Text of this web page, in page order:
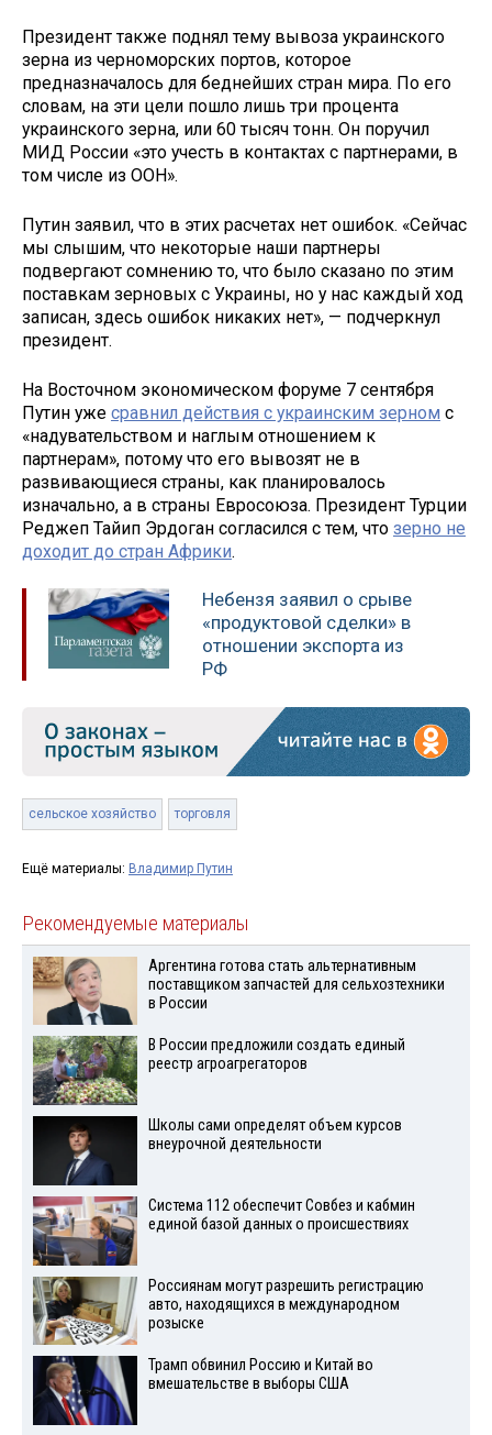
Президент также поднял тему вывоза украинского
зерна из черноморских портов, которое
предназначалось для беднейших стран мира. По его
словам, на эти цели пошло лишь три процента
украинского зерна, или 60 тысяч тонн. Он поручил
МИД России «это учесть в контактах с партнерами, в
том числе из ООН».
Путин заявил, что в этих расчетах нет ошибок. «Сейчас
мы слышим, что некоторые наши партнеры
подвергают сомнению то, что было сказано по этим
поставкам зерновых с Украины, но у нас каждый ход
записан, здесь ошибок никаких нет», — подчеркнул
президент.
На Восточном экономическом форуме 7 сентября
Путин уже сравнил действия с украинским зерном с
«надувательством и наглым отношением к
партнерам», потому что его вывозят не в
развивающиеся страны, как планировалось
изначально, а в страны Евросоюза. Президент Турции
Реджеп Тайип Эрдоган согласился с тем, что зерно не
доходит до стран Африки.
Небензя заявил о срыве
«продуктовой сделки» в
отношении экспорта из
РФ
сельское хозяйство торговля
Ещё материалы: Владимир Путин
Рекомендуемые материалы
Аргентина готова стать альтернативным
поставщиком запчастей для сельхозтехники
в России
В России предложили создать единый
реестр агроагрегаторов
Школы сами определят объем курсов
внеурочной деятельности
Система 112 обеспечит Совбез и кабмин
единой базой данных о происшествиях
Россиянам могут разрешить регистрацию
авто, находящихся в международном
розыске
Трамп обвинил Россию и Китай во
вмешательстве в выборы США